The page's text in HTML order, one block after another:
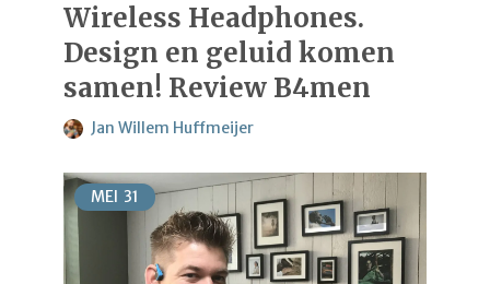
Wireless Headphones.
Design en geluid komen
samen! Review B4men
Jan Willem Huffmeijer
MEI 31